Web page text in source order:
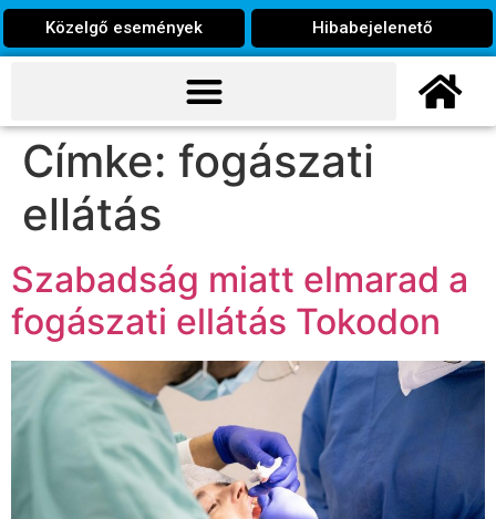
Közelgő események Hibabejelenető
Címke: fogászati
ellátás
Szabadság miatt elmarad a
fogászati ellátás Tokodon